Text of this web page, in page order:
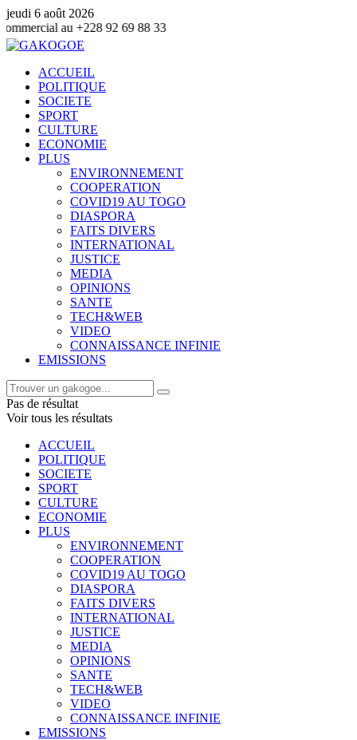
jeudi 6 août 2026
92 69 88 33
ACCUEIL
POLITIQUE
SOCIETE
SPORT
CULTURE
ECONOMIE
PLUS
ENVIRONNEMENT
COOPERATION
COVID19 AU TOGO
DIASPORA
FAITS DIVERS
INTERNATIONAL
JUSTICE
MEDIA
OPINIONS
SANTE
TECH&WEB
VIDEO
CONNAISSANCE INFINIE
EMISSIONS
Pas de résultat
Voir tous les résultats
ACCUEIL
POLITIQUE
SOCIETE
SPORT
CULTURE
ECONOMIE
PLUS
ENVIRONNEMENT
COOPERATION
COVID19 AU TOGO
DIASPORA
FAITS DIVERS
INTERNATIONAL
JUSTICE
MEDIA
OPINIONS
SANTE
TECH&WEB
VIDEO
CONNAISSANCE INFINIE
EMISSIONS